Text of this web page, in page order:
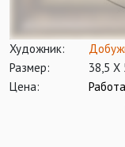
Художник:
Размер:
38,5 Х
Цена: